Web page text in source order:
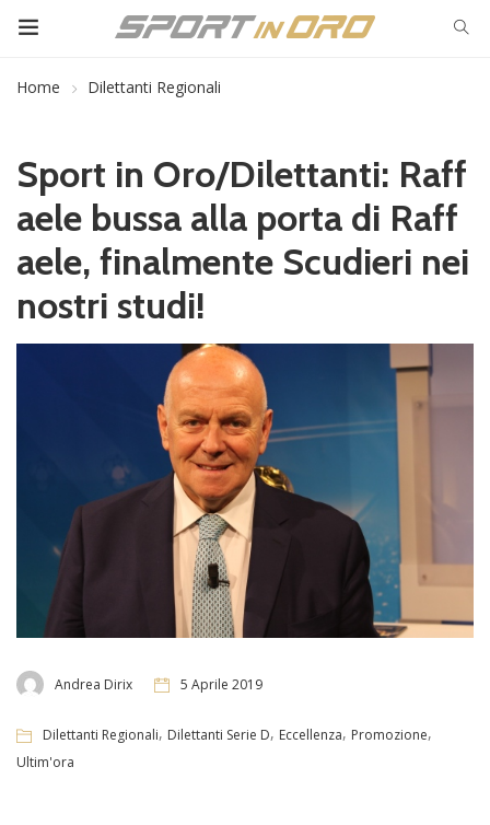
Home Dilettanti Regionali
Sport in Oro/Dilettanti: Raff
aele bussa alla porta di Raff
aele, finalmente Scudieri nei
nostri studi!
Andrea Dirix 5 Aprile 2019
Dilettanti Regionali, Dilettanti Serie D, Eccellenza, Promozione,
Ultim'ora